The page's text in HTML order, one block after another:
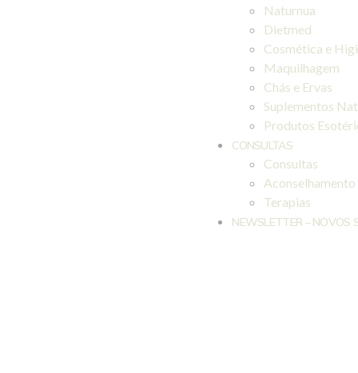
Naturnua
Dietmed
Cosmética e
Maquilhagem
Chás e Ervas
Suplementos
Produtos
CONSULTAS
Consultas
Terapias
NEWSLETTER – NOVOS